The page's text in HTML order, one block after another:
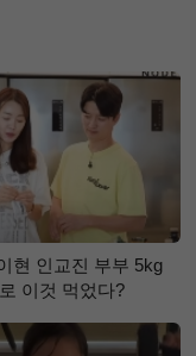
현 인교진 부부 5kg
이것 먹었다?